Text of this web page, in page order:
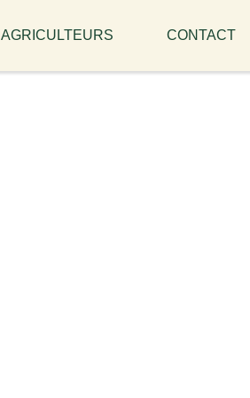
AGRICULTEURS CONTACT